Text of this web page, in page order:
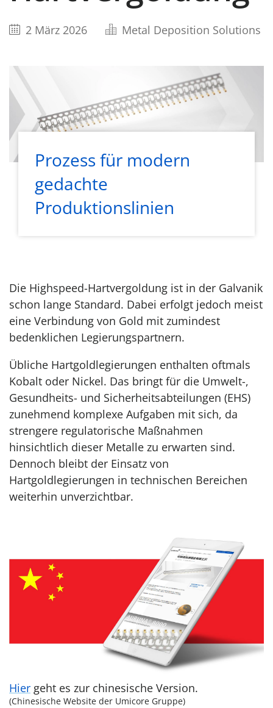
2 März 2026 Metal Deposition Solutions
Prozess für modern
gedachte
Produktionslinien
Die Highspeed-Hartvergoldung ist in der Galvanik
schon lange Standard. Dabei erfolgt jedoch meist
eine Verbindung von Gold mit zumindest
bedenklichen Legierungspartnern.
Übliche Hartgoldlegierungen enthalten oftmals
Kobalt oder Nickel. Das bringt für die Umwelt-,
Gesundheits- und Sicherheitsabteilungen (EHS)
zunehmend komplexe Aufgaben mit sich, da
strengere regulatorische Maßnahmen
hinsichtlich dieser Metalle zu erwarten sind.
Dennoch bleibt der Einsatz von
Hartgoldlegierungen in technischen Bereichen
weiterhin unverzichtbar.
Hier geht es zur chinesische Version.
(Chinesische Website der Umicore Gruppe)